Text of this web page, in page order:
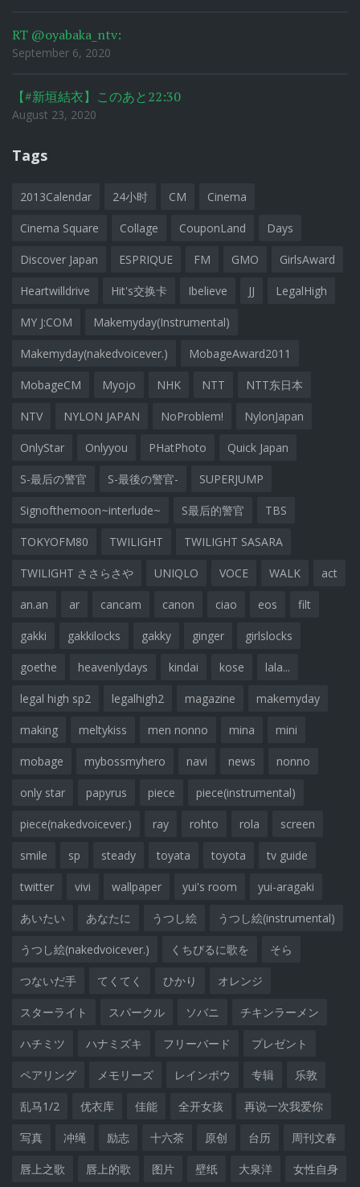
RT @oyabaka_ntv:
September 6, 2020
【#新垣結衣】このあと22:30
August 23, 2020
Tags
2013Calendar 24小时 CM Cinema
Cinema Square Collage CouponLand Days
Discover Japan ESPRIQUE FM GMO GirlsAward
Heartwilldrive Hit's交换卡 Ibelieve JJ LegalHigh
MY J:COM Makemyday(Instrumental)
Makemyday(nakedvoicever.) MobageAward2011
MobageCM Myojo NHK NTT NTT东日本
NTV NYLON JAPAN NoProblem! NylonJapan
OnlyStar Onlyyou PHatPhoto Quick Japan
S-最后の警官 S-最後の警官- SUPERJUMP
Signofthemoon~interlude~ S最后的警官 TBS
TOKYOFM80 TWILIGHT TWILIGHT SASARA
TWILIGHT ささらさや UNIQLO VOCE WALK act
an.an ar cancam canon ciao eos filt
gakki gakkilocks gakky ginger girlslocks
goethe heavenlydays kindai kose lala...
legal high sp2 legalhigh2 magazine makemyday
making meltykiss men nonno mina mini
mobage mybossmyhero navi news nonno
only star papyrus piece piece(instrumental)
piece(nakedvoicever.) ray rohto rola screen
smile sp steady toyata toyota tv guide
twitter vivi wallpaper yui's room yui-aragaki
あいたい あなたに うつし絵 うつし絵(instrumental)
うつし絵(nakedvoicever.) くちびるに歌を そら
つないだ手 てくてく ひかり オレンジ
スターライト スパークル ソバニ チキンラーメン
ハチミツ ハナミズキ フリーバード プレゼント
ペアリング メモリーズ レインボウ 专辑 乐敦
乱马1/2 优衣库 佳能 全开女孩 再说一次我爱你
写真 冲绳 励志 十六茶 原创 台历 周刊文春
唇上之歌 唇上的歌 图片 壁纸 大泉洋 女性自身